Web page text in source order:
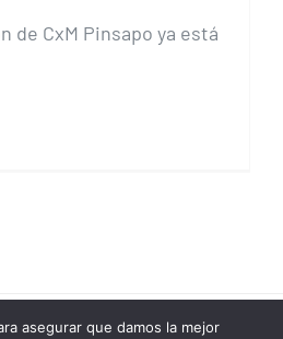
de CxM Pinsapo ya está
asegurar que damos la mejor